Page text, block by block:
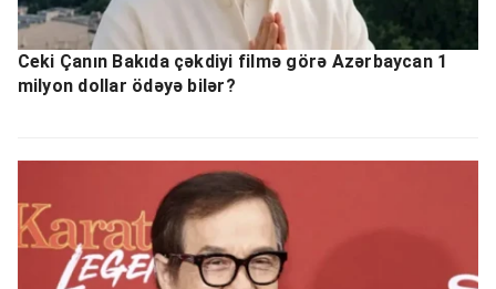
Ceki Çanın Bakıda çəkdiyi filmə görə Azərbaycan 1
milyon dollar ödəyə bilər?